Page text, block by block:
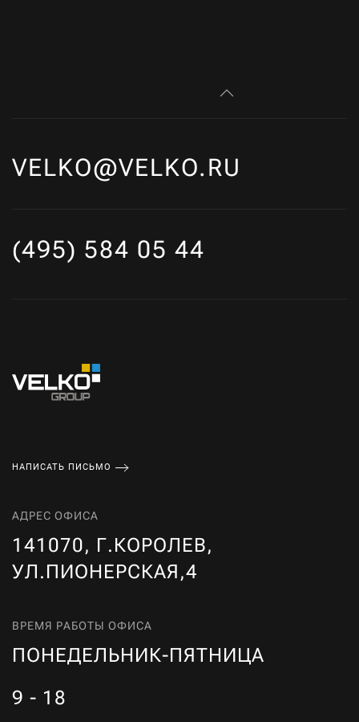
VELKO@VELKO.RU
(495) 584 05 44
НАПИСАТЬ ПИСЬМО
АДРЕС ОФИСА
141070, Г.КОРОЛЕВ,
УЛ.ПИОНЕРСКАЯ,4
ВРЕМЯ РАБОТЫ ОФИСА
ПОНЕДЕЛЬНИК-ПЯТНИЦА
9 - 18